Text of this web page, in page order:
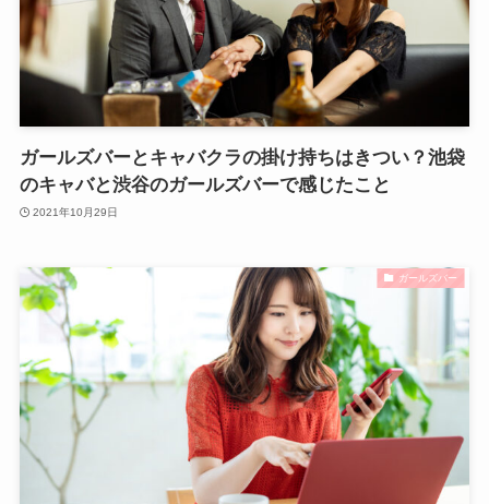
ガールズバーとキャバクラの掛け持ちはきつい？池袋
のキャバと渋谷のガールズバーで感じたこと
2021年10月29日
ガールズバー